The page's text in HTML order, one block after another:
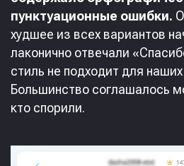
пунктуационные ошибки.
худшее из всех вариантов
лаконично отвечали
стиль не подходит для
Большинство соглашалось
кто спорили.